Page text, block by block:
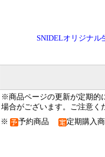
SNIDELオリジナル
※商品ページの更新が定期的
場合がございます。ご注意く
※ 予約商品 定期購入